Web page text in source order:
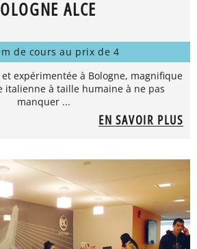
ALCE
de cours au prix de 4
expérimentée à Bologne, magnifique
italienne à taille humaine à ne pas
manquer ...
EN SAVOIR PLUS